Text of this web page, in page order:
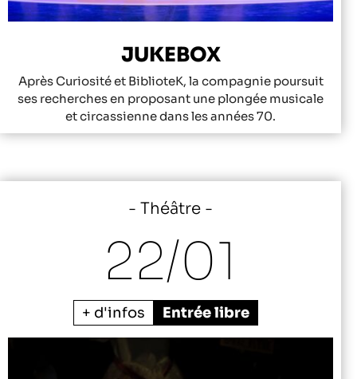
JUKEBOX
Après Curiosité et BiblioteK, la compagnie poursuit
ses recherches en proposant une plongée musicale
et circassienne dans les années 70.
Théâtre
22/01
+ d'infos Entrée libre